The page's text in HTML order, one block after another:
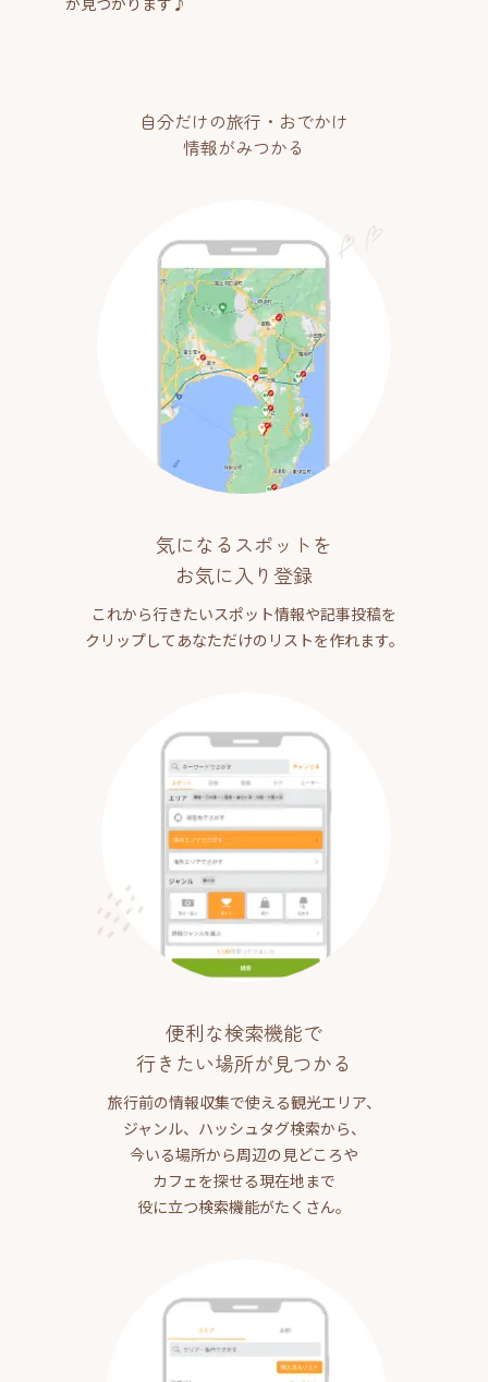
自分だけの旅行・おでかけ
情報がみつかる
気になるスポットを
お気に入り登録
これから行きたいスポット情報や記事投稿を
クリップしてあなただけのリストを作れます。
便利な検索機能で
行きたい場所が見つかる
旅行前の情報収集で使える観光エリア、
ジャンル、ハッシュタグ検索から、
今いる場所から周辺の見どころや
カフェを探せる現在地まで
役に立つ検索機能がたくさん。